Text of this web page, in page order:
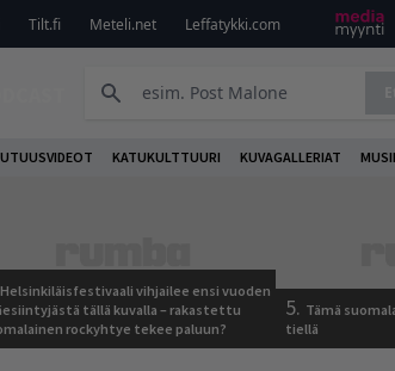
Tilt.fi Meteli.net Leffatykki.com
KATUKULTTUURI KUVAGALLERIAT
Helsinkiläisfestivaali vihjailee ensi vuoden
tällä kuvalla – rakastettu
rockyhtye tekee paluun?
5. Tämä
tiellä